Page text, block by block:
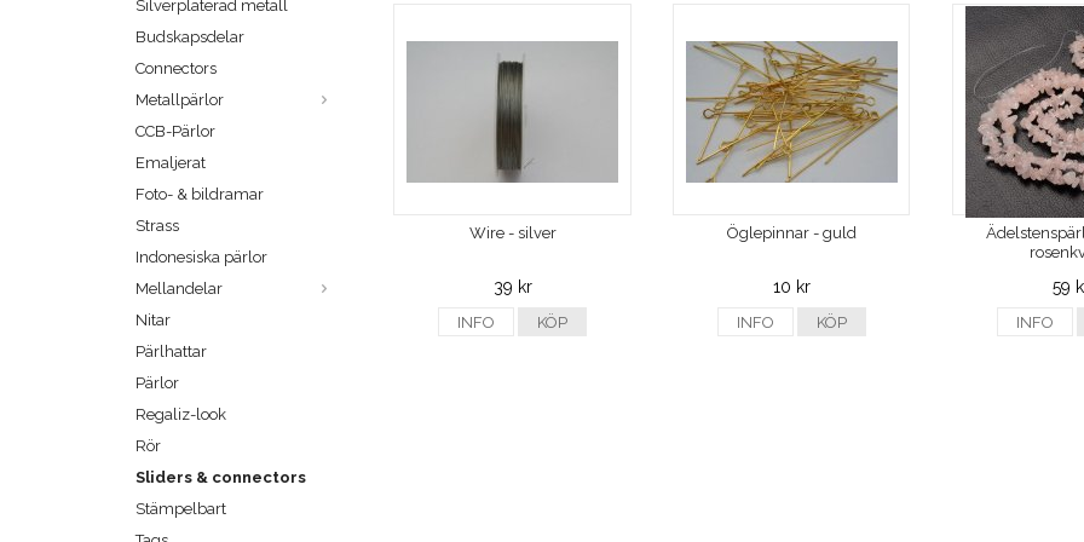
Silverpläterad metall
Budskapsdelar
Connectors
Metallpärlor
CCB-Pärlor
Emaljerat
Foto- & bildramar
Strass
Indonesiska pärlor
Mellandelar
Nitar
Pärlhattar
Pärlor
Regaliz-look
Rör
Sliders & connectors
Stämpelbart
Wire - silver
39 kr
INFO KÖP
Öglepinnar - guld
10 kr
INFO KÖP
59
INFO